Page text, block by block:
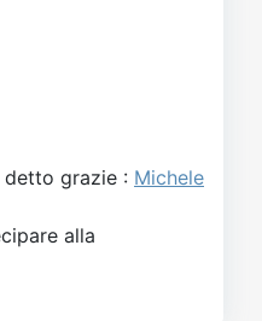
detto grazie : Michele
alla